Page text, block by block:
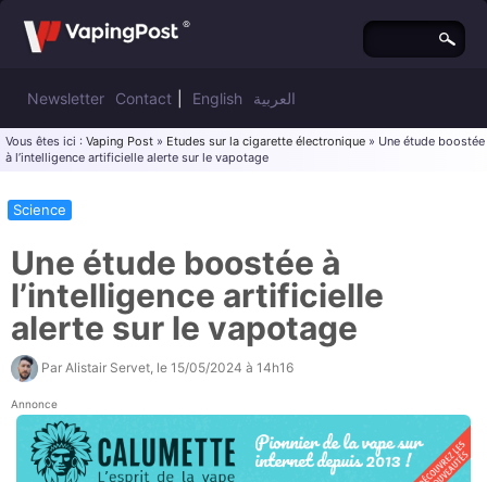
Newsletter Contact English العربية
Vous êtes ici : Vaping Post » Etudes sur la cigarette électronique » Une étude boostée
à l’intelligence artificielle alerte sur le vapotage
Science
Une étude boostée à
l’intelligence artificielle
alerte sur le vapotage
Par Alistair Servet , le 15/05/2024 à 14h16
Annonce